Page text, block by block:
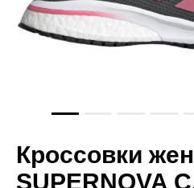
Кроссовки
SUPERNOVA